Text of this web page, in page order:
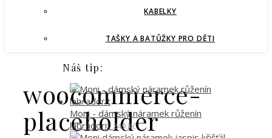
KABELKY
TAŠKY A BATŮŽKY PRO DĚTI
woocommerce-
placeholder
Náš tip:
Moni - dámský náramek růženín
labradorit 249 Kč